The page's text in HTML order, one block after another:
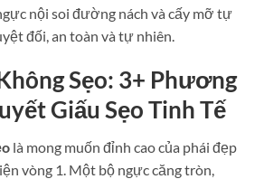
nội soi đường nách và cấy mỡ tự
đối, an toàn và tự nhiên.
Sẹo: 3+ Phương
Giấu Sẹo Tinh Tế
là mong muốn đỉnh cao của phái đẹp
vòng 1. Một bộ ngực căng tròn,